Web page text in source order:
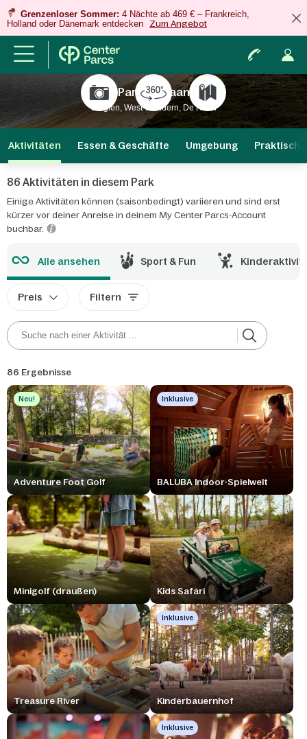
Grenzenloser Sommer: 4 Nächte ab 469 € – Frankreich,
Holland oder Dänemark entdecken
Zum Angebot
Park De Haan
Belgien, West-Flandern, De Haan
Aktivitäten Essen & Geschäfte Umgebung
86 Aktivitäten in diesem Park
Einige Aktivitäten können (saisonbedingt) variieren und sind erst
kürzer vor deiner Anreise in deinem My Center Parcs-Account
buchbar.
Alle ansehen Sport & Fun
Preis Filtern
86 Ergebnisse
Neu!
Adventure Foot Golf
Inklusive
BALUBA Indoor-Spielwelt
Minigolf (draußen) Kids Safari
Treasure River
Inklusive
Kinderbauernhof
Inklusive